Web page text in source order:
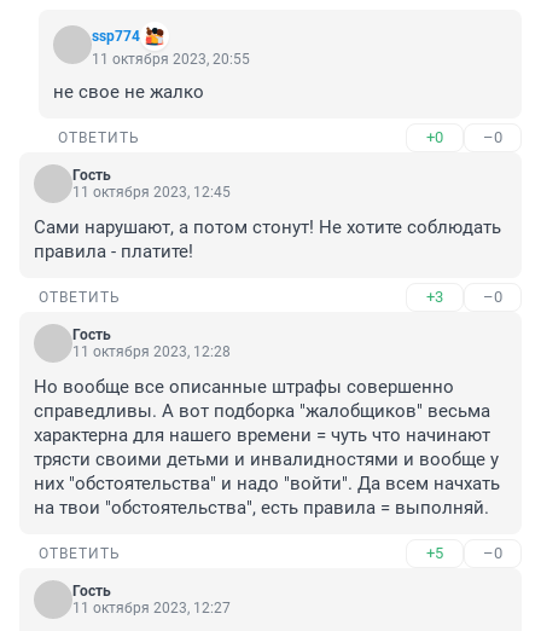
ssp774
11 октября 2023, 20:55
не свое не жалко
ОТВЕТИТЬ +0 –0
Гость
11 октября 2023, 12:45
Сами нарушают, а потом стонут! Не хотите соблюдать
правила - платите!
ОТВЕТИТЬ +3 –0
Гость
11 октября 2023, 12:28
Но вообще все описанные штрафы совершенно
справедливы. А вот подборка "жалобщиков" весьма
характерна для нашего времени = чуть что начинают
трясти своими детьми и инвалидностями и вообще у
них "обстоятельства" и надо "войти". Да всем начхать
на твои "обстоятельства", есть правила = выполняй.
ОТВЕТИТЬ +5 –0
Гость
11 октября 2023, 12:27